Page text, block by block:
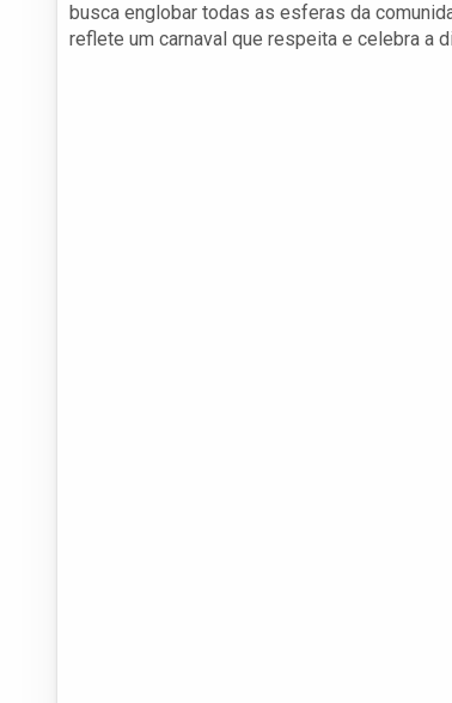
busca englobar todas as esferas da
reflete um carnaval que respeita e celebra a